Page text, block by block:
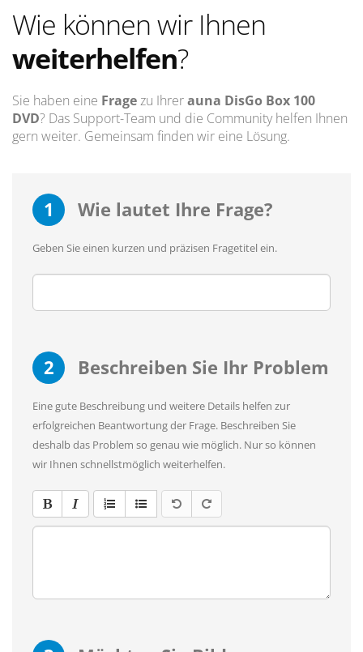
Wie können wir Ihnen
weiterhelfen?
Sie haben eine Fragezu Ihrerauna DisGo Box 100
DVD? Das Support-Team und die Community helfen Ihnen
gern weiter. Gemeinsam finden wir eine Lösung.
1 Wie lautet Ihre Frage?
Geben Sie einen kurzen und präzisen Fragetitel ein.
2 Beschreiben Sie Ihr Problem
Eine gute Beschreibung und weitere Details helfen zur
erfolgreichen Beantwortung der Frage. Beschreiben Sie
deshalb das Problem so genau wie möglich. Nur so können
wir Ihnen schnellstmöglich weiterhelfen.